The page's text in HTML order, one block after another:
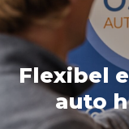
Flexibel
auto